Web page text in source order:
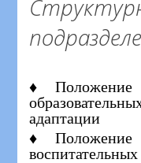
♦Положение
адаптации
♦Положение